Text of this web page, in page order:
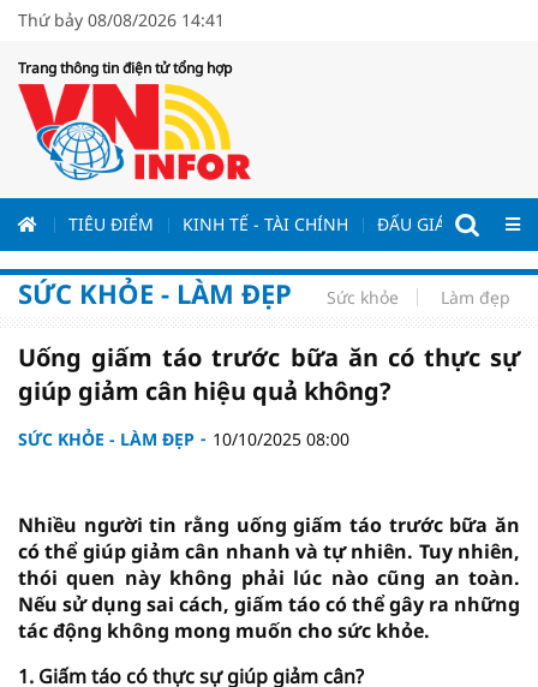
Thứ bảy 08/08/2026 14:41
Trang thông tin điện tử tổng hợp
TIÊU ĐIỂM KINH TẾ - TÀI CHÍNH ĐẤU GIÁ - ĐẤU
SỨC KHỎE - LÀM ĐẸP Sức khỏe Làm đẹp
Uống giấm táo trước bữa ăn có thực sự
giúp giảm cân hiệu quả không?
SỨC KHỎE - LÀM ĐẸP 10/10/2025 08:00
Nhiều người tin rằng uống giấm táo trước bữa ăn
có thể giúp giảm cân nhanh và tự nhiên. Tuy nhiên,
thói quen này không phải lúc nào cũng an toàn.
Nếu sử dụng sai cách, giấm táo có thể gây ra những
tác động không mong muốn cho sức khỏe.
1. Giấm táo có thực sự giúp giảm cân?